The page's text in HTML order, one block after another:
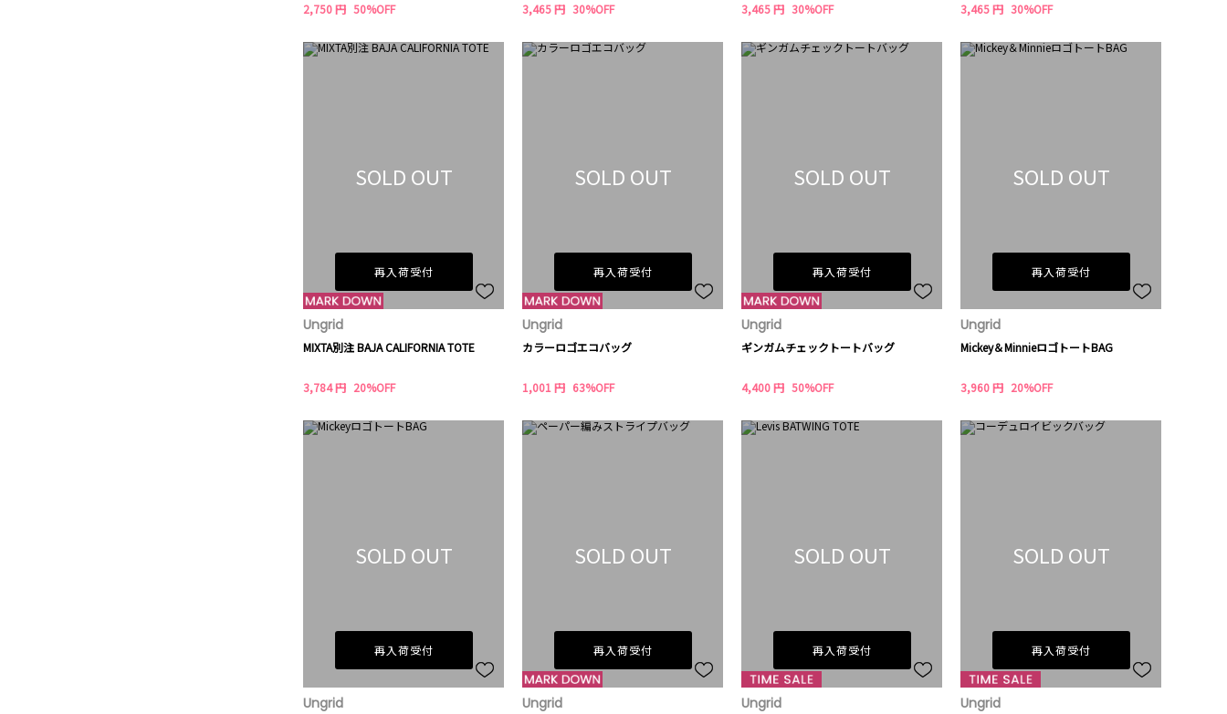
2,750 円 50%OFF
3,465 円 30%OFF 3,465 円 30%OFF 3,465 円 30%OFF
SOLD OUT
再入荷受付
Ungrid
MIXTA別注 BAJA CALIFORNIA TOTE
3,784 円 20%OFF
SOLD OUT
再入荷受付
Ungrid
カラーロゴエコバッグ
1,001 円 63%OFF
SOLD OUT
再入荷受付
Ungrid
ギンガムチェックトートバッグ
4,400 円 50%OFF
SOLD OUT
再入荷受付
Ungrid
Mickey＆MinnieロゴトートBAG
3,960 円 20%OFF
SOLD OUT
再入荷受付
Ungrid
SOLD OUT
再入荷受付
Ungrid
SOLD OUT
再入荷受付
Ungrid
SOLD OUT
再入荷受付
Ungrid